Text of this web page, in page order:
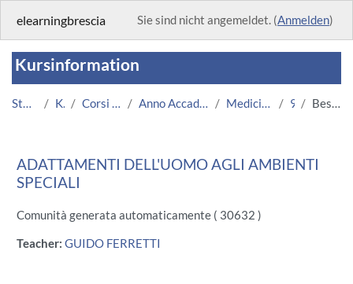
elearningbrescia Sie sind nicht angemeldet. (Anmelden)
Kursinformation
Startseite Kurse Corsi Istituzionali Anno Accademico 2013/2014 Medicina e Chirurgia 930 Beschreibung
ADATTAMENTI DELL'UOMO AGLI AMBIENTI
SPECIALI
Comunità generata automaticamente ( 30632 )
Teacher: GUIDO FERRETTI